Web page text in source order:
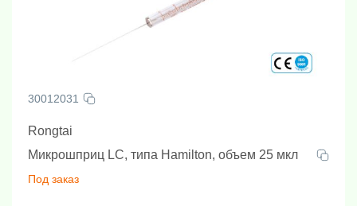
30012031
Rongtai
Микрошприц LC, типа Hamilton, объем 25 мкл
Под заказ